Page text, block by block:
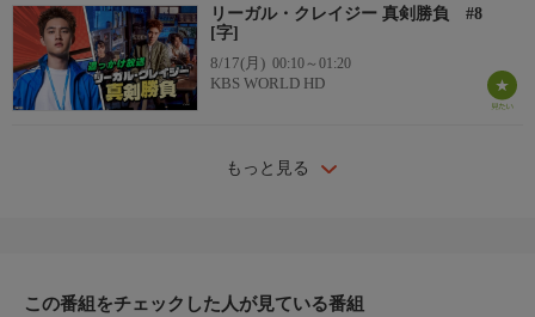
リーガル・クレイジー 真剣勝負 #8
[字]
8/17(月) 00:10～01:20
KBS WORLD HD
もっと見る
この番組をチェックした人が見ている番組